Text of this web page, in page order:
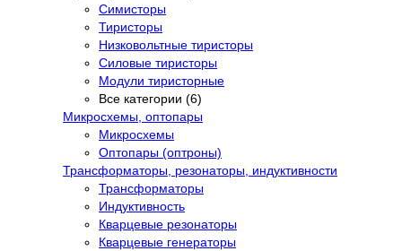
Симисторы
Тиристоры
Низковольтные тиристоры
Силовые тиристоры
Модули тиристорные
Все категории (6)
Микросхемы, оптопары
Микросхемы
Оптопары (оптроны)
Трансформаторы, резонаторы, индуктивности
Трансформаторы
Индуктивность
Кварцевые резонаторы
Кварцевые генераторы